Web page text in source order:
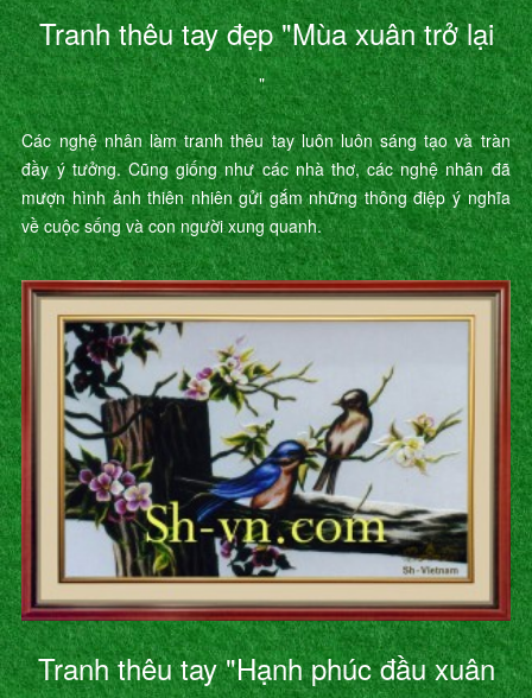
Tranh thêu tay đẹp "Mùa xuân trở lại
"
Các nghệ nhân làm tranh thêu tay luôn luôn sáng tạo và tràn
đầy ý tưởng. Cũng giống như các nhà thơ, các nghệ nhân đã
mượn hình ảnh thiên nhiên gửi gắm những thông điệp ý nghĩa
về cuộc sống và con người xung quanh.
Tranh thêu tay "Hạnh phúc đầu xuân